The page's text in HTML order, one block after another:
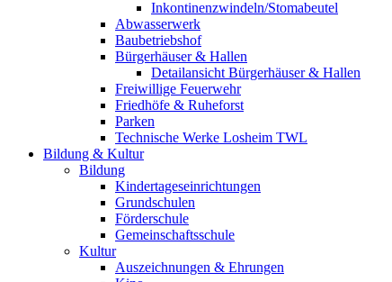
Inkontinenzwindeln/Stomabeutel
Abwasserwerk
Baubetriebshof
Bürgerhäuser & Hallen
Detailansicht Bürgerhäuser & Hallen
Freiwillige Feuerwehr
Friedhöfe & Ruheforst
Parken
Technische Werke Losheim TWL
Bildung & Kultur
Bildung
Kindertageseinrichtungen
Grundschulen
Förderschule
Gemeinschaftsschule
Kultur
Auszeichnungen & Ehrungen